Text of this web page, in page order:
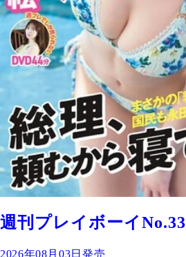
週刊プレイボーイNo.33
2026年08月03日発売